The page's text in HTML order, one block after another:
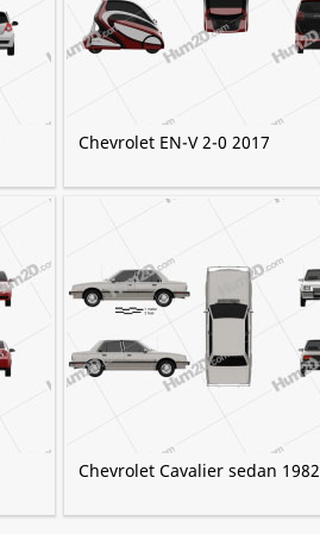
Chevrolet EN-V 2-0 2017
Chevrolet Cavalier sedan 1982